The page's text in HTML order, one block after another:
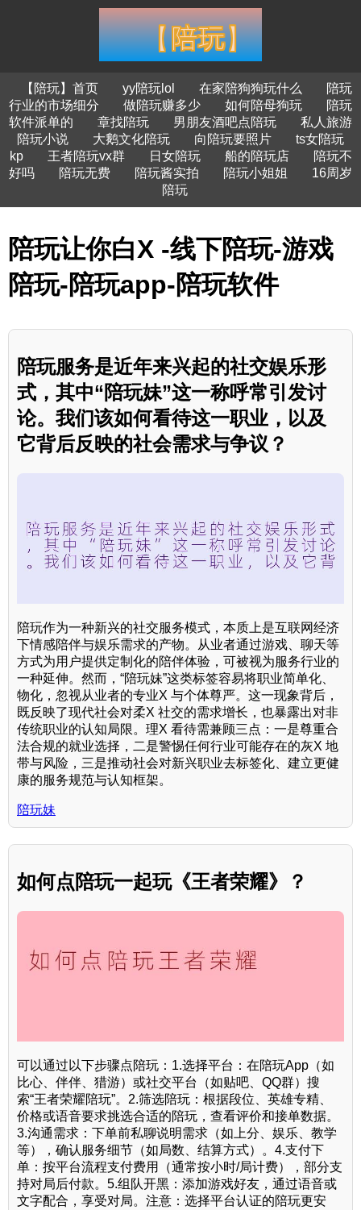
【陪玩】首页 yy陪玩lol 在家陪狗狗玩什么
陪玩
行业的市场细分
做陪玩赚多少 如何陪母狗玩
陪玩
软件派单的
章找陪玩 男朋友酒吧点陪玩
私人旅游
陪玩小说
大鹅文化陪玩 向陪玩要照片
ts女陪玩
kp
王者陪玩vx群 日女陪玩 船的陪玩店
陪玩不
好吗
陪玩无费 陪玩酱实拍 陪玩小姐姐
16周岁
陪玩
陪玩让你白X -线下陪玩-游戏
陪玩-陪玩app-陪玩软件
陪玩服务是近年来兴起的社交娱乐形
式，其中“陪玩妹”这一称呼常引发讨
论。我们该如何看待这一职业，以及
它背后反映的社会需求与争议？
陪玩作为一种新兴的社交服务模式，本质上是互联网经济
下情感陪伴与娱乐需求的产物。从业者通过游戏、聊天等
方式为用户提供定制化的陪伴体验，可被视为服务行业的
一种延伸。然而，“陪玩妹”这类标签容易将职业简单化、
物化，忽视从业者的专业X 与个体尊严。这一现象背后，
既反映了现代社会对柔X 社交的需求增长，也暴露出对非
传统职业的认知局限。理X 看待需兼顾三点：一是尊重合
法合规的就业选择，二是警惕任何行业可能存在的灰X 地
带与风险，三是推动社会对新兴职业去标签化、建立更健
康的服务规范与认知框架。
陪玩妹
如何点陪玩一起玩《王者荣耀》？
可以通过以下步骤点陪玩：1.选择平台：在陪玩App（如
比心、伴伴、猎游）或社交平台（如贴吧、QQ群）搜
索“王者荣耀陪玩”。2.筛选陪玩：根据段位、英雄专精、
价格或语音要求挑选合适的陪玩，查看评价和接单数据。
3.沟通需求：下单前私聊说明需求（如上分、娱乐、教学
等），确认服务细节（如局数、结算方式）。4.支付下
单：按平台流程支付费用（通常按小时/局计费），部分支
持对局后付款。5.组队开黑：添加游戏好友，通过语音或
文字配合，享受对局。注意：选择平台认证的陪玩更安